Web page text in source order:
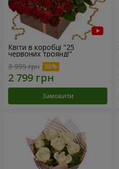
Квіти в коробці "25
червоних троянд!"
3 999 грн
Замовити